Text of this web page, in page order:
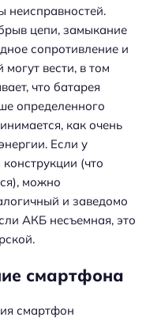
неисправностей.
цепи, замыкание
сопротивление и
вести, в том
что батарея
определенного
как очень
Если у
(что
можно
и заведомо
АКБ несъемная, это
смартфона
смартфон